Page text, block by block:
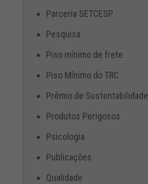
Parceria SETCESP
Pesquisa
Piso mínimo de frete
Piso Mínimo do TRC
Prêmio de Sustentabilidade
Produtos Perigosos
Psicologia
Publicações
Qualidade